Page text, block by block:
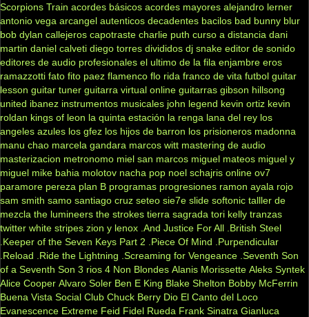
Scorpions Train acordes básicos acordes mayores alejandro lerner
antonio vega arcangel autenticos decadentes bacilos bad bunny blur
bob dylan callejeros capotraste charlie puth curso a distancia dani
martin daniel calveti diego torres divididos dj snake editor de sonido
editores de audio profesionales el ultimo de la fila enjambre eros
ramazzotti fato fito paez flamenco flo rida franco de vita futbol guitar
lesson guitar tuner guitarra virtual online guitarras gibson hillsong
united ibanez instrumentos musicales john legend kevin ortiz kevin
roldan kings of leon la quinta estación la renga lana del rey los
angeles azules los gfez los hijos de barron los prisioneros madonna
manu chao marcela gandara marcos witt mastering de audio
masterizacion metronomo miel san marcos miguel mateos miguel y
miguel mike bahia molotov nacha pop noel schajris online ov7
paramore pereza plan B programas progresiones ramon ayala rojo
sam smith samo santiago cruz seteo sie7e slide softonic talller de
mezcla the lumineers the strokes tierra sagrada tori kelly tranzas
twitter white stripes zion y lenox .And Justice For All .British Steel
.Keeper of the Seven Keys Part 2
.Piece Of Mind
.Purpendicular
.Reload
.Ride the Lightning .Screaming for Vengeance .Seventh Son
of a Seventh Son 3 rios 4 Non Blondes Alanis Morissette Aleks Syntek
Alice Cooper Alvaro Soler Ben E King Blake Shelton Bobby McFerrin
Buena Vista Social Club Chuck Berry Dio El Canto del Loco
Evanescence Extreme Feid Fidel Rueda Frank Sinatra Gianluca